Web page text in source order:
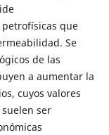
que
Se
de las
a aumentar la
cuyos valores
ser